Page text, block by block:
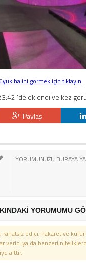
halini görmek için tıklayın
'de eklendi ve kez
Paylaş
YORUMUMU
edici, hakaret ve küfür
verici ya da benzeri
aittir.